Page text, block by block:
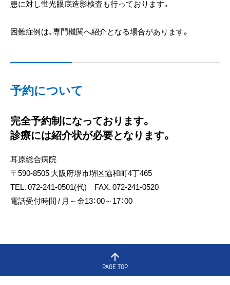
患に対し蛍光眼底造影検査も行っております。
困難症例は、専門機関へ紹介となる場合があります。
予約について
完全予約制になっております。
診療には紹介状が必要となります。
耳原総合病院
〒590-8505 大阪府堺市堺区協和町4丁465
TEL. 072-241-0501(代) FAX. 072-241-0520
電話受付時間 / 月～金13：00～17：00
PAGE TOP